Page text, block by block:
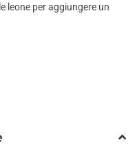
leone per aggiungere un